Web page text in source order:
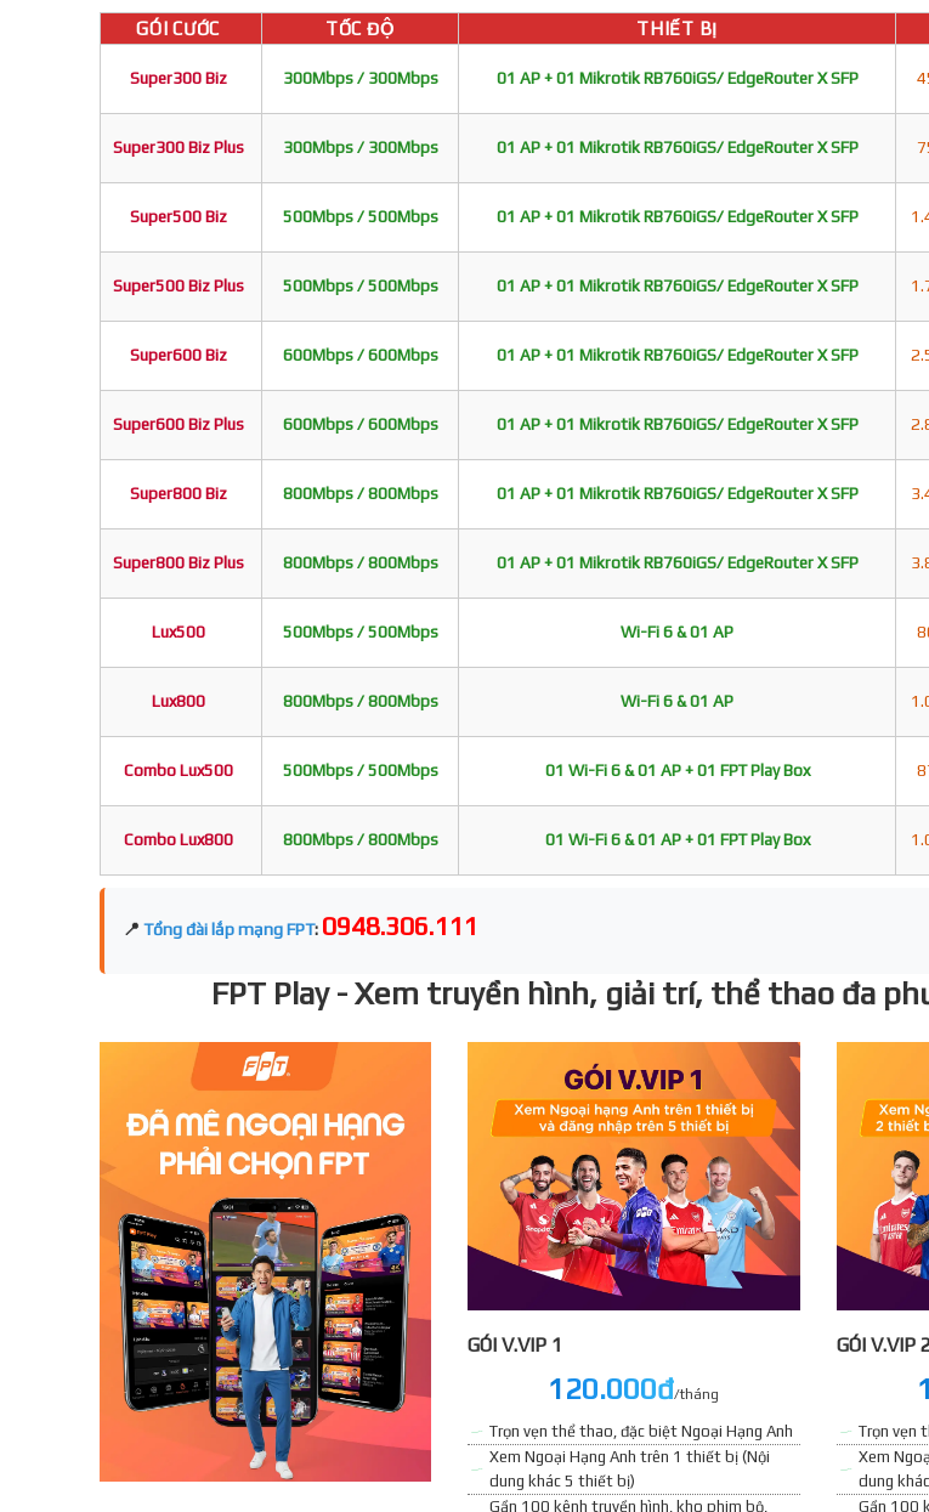
GÓI CƯỚC TỐC ĐỘ THIẾT BỊ
Super300 Biz 300Mbps / 300Mbps 01 AP + 01 Mikrotik RB760iGS/ EdgeRouter X SFP
Super300 Biz Plus 300Mbps / 300Mbps 01 AP + 01 Mikrotik RB760iGS/ EdgeRouter X SFP
Super500 Biz 500Mbps / 500Mbps 01 AP + 01 Mikrotik RB760iGS/ EdgeRouter X SFP
Super500 Biz Plus 500Mbps / 500Mbps 01 AP + 01 Mikrotik RB760iGS/ EdgeRouter X SFP
Super600 Biz 600Mbps / 600Mbps 01 AP + 01 Mikrotik RB760iGS/ EdgeRouter X SFP
Super600 Biz Plus 600Mbps / 600Mbps 01 AP + 01 Mikrotik RB760iGS/ EdgeRouter X SFP
Super800 Biz 800Mbps / 800Mbps 01 AP + 01 Mikrotik RB760iGS/ EdgeRouter X SFP
Super800 Biz Plus 800Mbps / 800Mbps 01 AP + 01 Mikrotik RB760iGS/ EdgeRouter X SFP
Lux500 500Mbps / 500Mbps Wi-Fi 6 & 01 AP
Lux800 800Mbps / 800Mbps Wi-Fi 6 & 01 AP
Combo Lux500 500Mbps / 500Mbps 01 Wi-Fi 6 & 01 AP + 01 FPT Play Box
Combo Lux800 800Mbps / 800Mbps 01 Wi-Fi 6 & 01 AP + 01 FPT Play Box
📍 Tổng đài lắp mạng FPT: 0948.306.111
FPT Play - Xem truyền hình, giải trí, thể thao đa
GÓI V.VIP 1
120.000đ/tháng
Trọn vẹn thể thao, đặc biệt Ngoại Hạng Anh
Xem Ngoại Hạng Anh trên 1 thiết bị (Nội
dung khác 5 thiết bị)
Gần 100 kênh truyền hình, kho phim bộ,
GÓI V.VIP 2
Trọn vẹn
Xem
dung
Gần 100